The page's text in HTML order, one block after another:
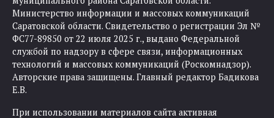
Министерство информации и массовых коммуникаций
Саратовской области. Свидетельство о регистрации Эл №
ФС77-89850 от 22 июля 2025 г., выдано Федеральной
службой по надзору в сфере связи, информационных
технологий и массовых коммуникаций (Роскомнадзор).
Авторские права защищены. Главный редактор Бадикова
Е.В.
При использовании материалов сайта активная